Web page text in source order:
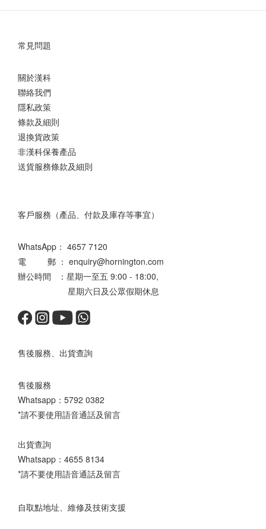
常見問題
關於漢科
聯絡我們
隱私政策
條款及細則
退換貨政策
非漢科保養產品
送貨服務條款及細則
客戶服務（產品、付款及庫存等事宜）
WhatsApp： 4657 7120
電 郵 ： enquiry@hornington.com
辦公時間 ：星期一至五 9:00 - 18:00,
星期六日及公眾假期休息
售後服務、出貨查詢
售後服務
Whatsapp： 5792 0382
*請不要使用語音通話及留言
出貨查詢
Whatsapp： 4655 8134
*請不要使用語音通話及留言
自取點地址、維修及技術支援